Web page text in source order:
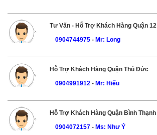
Tư Vấn - Hỗ Trợ Khách Hàng Quận 12
0904744975- Mr: Long
Hỗ Trợ Khách Hàng Quận Thủ Đức
0904991912- Mr: Hiếu
Hỗ Trợ Khách Hàng Quận Bình Thạnh
0904072157- Ms: Như Ý